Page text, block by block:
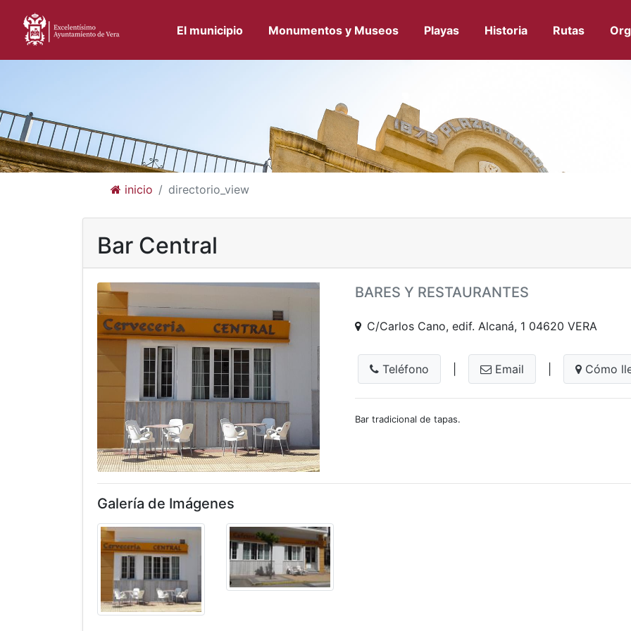
El municipio Monumentos y Museos Playas Historia Rutas
inicio directorio_view
Bar Central
BARES Y RESTAURANTES
C/Carlos Cano, edif. Alcaná, 1 04620 VERA
Teléfono Email Cómo
Bar tradicional de tapas.
Galería de Imágenes